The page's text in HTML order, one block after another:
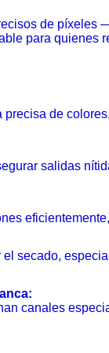
de
para quienes
de
salidas
secado,
canales